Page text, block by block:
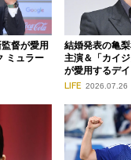
督が愛用
ミュラー
結婚発表の亀
主演＆「カイ
が愛用するデイ
LIFE 2026.07.26